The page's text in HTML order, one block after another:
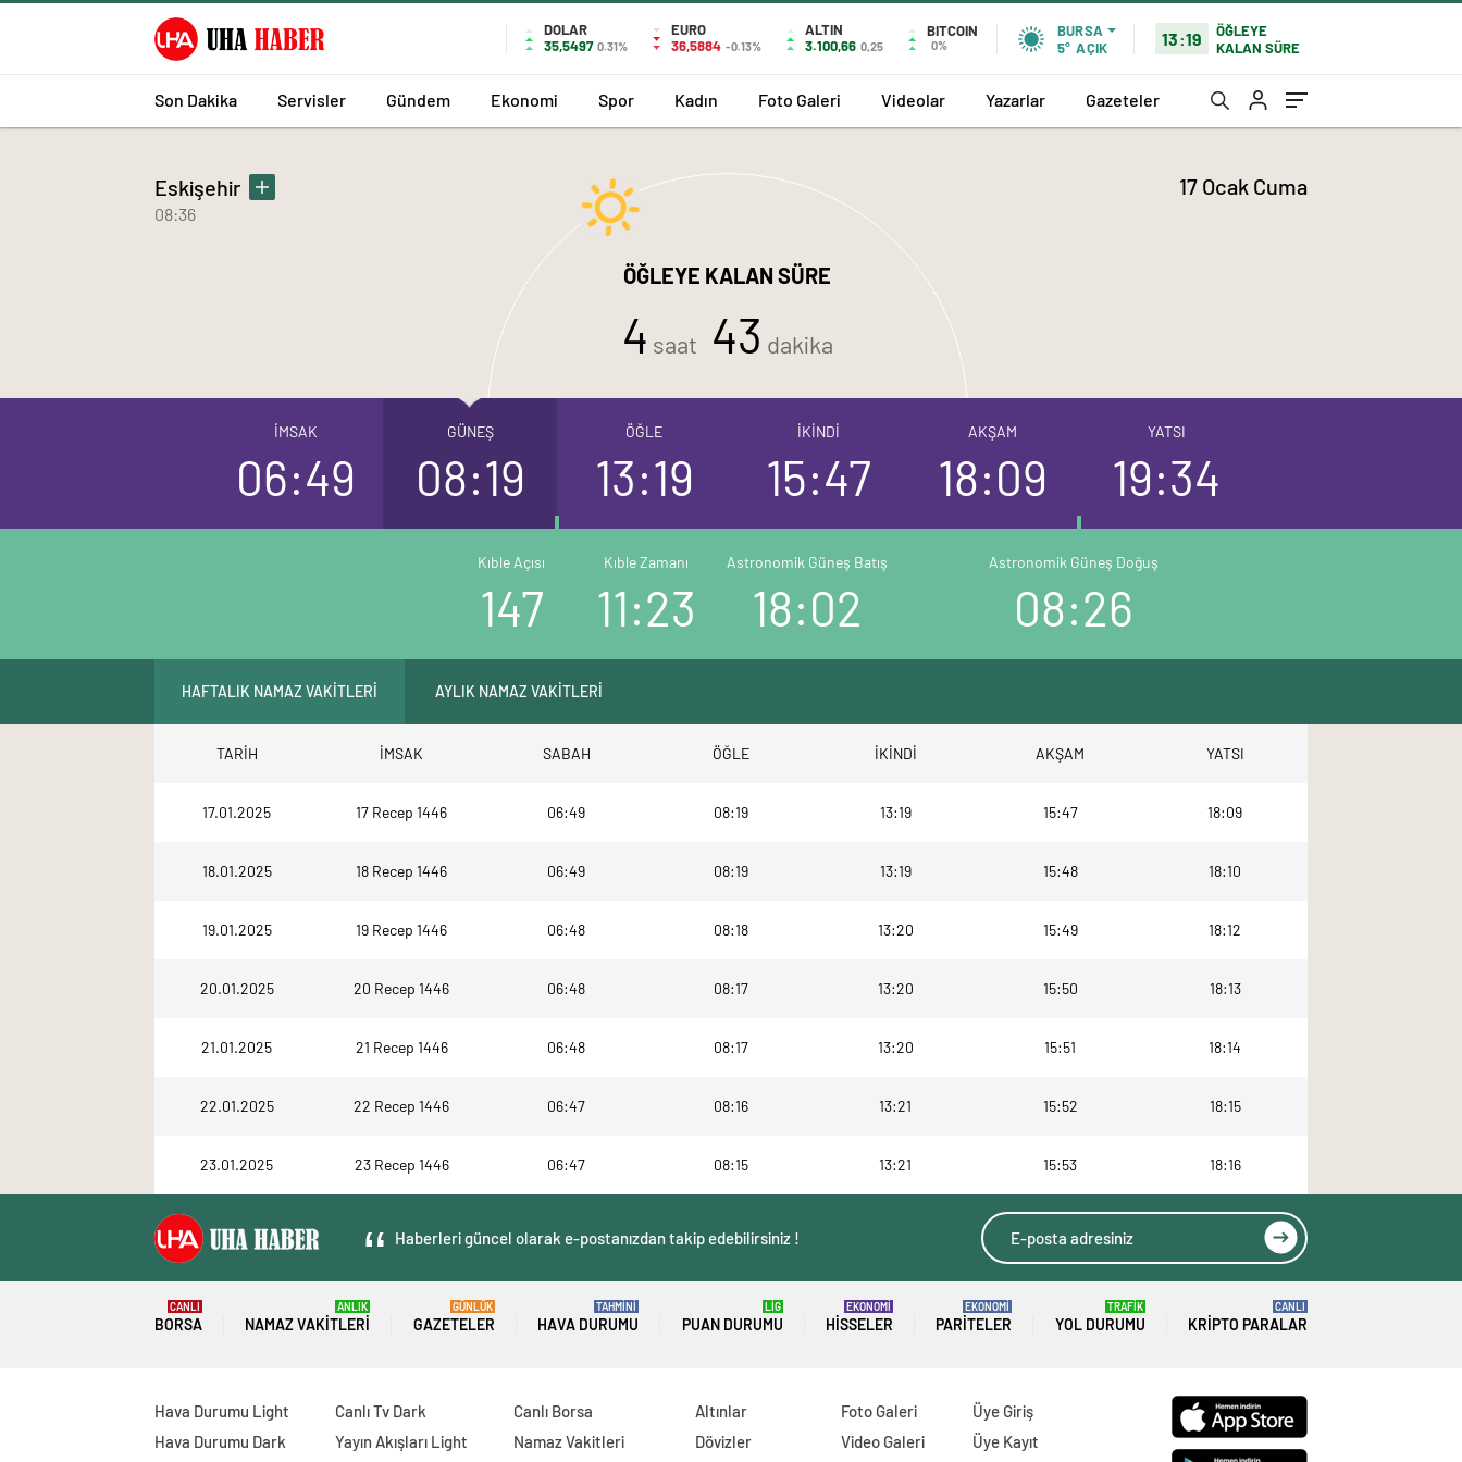
DOLAR
35,5497 0.31%
EURO
36,5884 -0.13%
ALTIN
3.100,66 0,25
BITCOIN
0%
BURSA
5° AÇIK 13:19
ÖĞLEYE
KALAN SÜRE
Son Dakika Servisler Gündem Ekonomi Spor Kadın Foto Galeri Videolar Yazarlar Gazeteler
Eskişehir
08:36
ÖĞLEYE KALAN SÜRE
4saat 43dakika
17 Ocak Cuma
İMSAK
06:49
GÜNEŞ
08:19
ÖĞLE
13:19
İKİNDİ
15:47
AKŞAM
18:09
YATSI
19:34
Kıble Açısı
147
Kıble Zamanı
11:23
Astronomik Güneş Doğuş
08:26
Astronomik Güneş Batış
18:02
HAFTALIK NAMAZ VAKİTLERİ AYLIK NAMAZ VAKİTLERİ
TARİH İMSAK SABAH ÖĞLE İKİNDİ AKŞAM YATSI
17.01.2025 17 Recep 1446 06:49 08:19 13:19 15:47 18:09
18.01.2025 18 Recep 1446 06:49 08:19 13:19 15:48 18:10
19.01.2025 19 Recep 1446 06:48 08:18 13:20 15:49 18:12
20.01.2025 20 Recep 1446 06:48 08:17 13:20 15:50 18:13
21.01.2025 21 Recep 1446 06:48 08:17 13:20 15:51 18:14
22.01.2025 22 Recep 1446 06:47 08:16 13:21 15:52 18:15
23.01.2025 23 Recep 1446 06:47 08:15 13:21 15:53 18:16
Haberleri güncel olarak e-postanızdan takip edebilirsiniz !
BORSA
CANLI
NAMAZ VAKITLERI
ANLIK
GAZETELER
GÜNLÜK
HAVA DURUMU
TAHMİNİ
PUAN DURUMU
LİG
HISSELER
EKONOMİ
PARITELER
EKONOMİ
YOL DURUMU
TRAFİK
KRIPTO PARALAR
CANLI
Hava Durumu Light
Hava Durumu Dark
Canlı Tv Dark
Yayın Akışları Light
Canlı Borsa
Namaz Vakitleri
Altınlar
Dövizler
Foto Galeri
Video Galeri
Üye Giriş
Üye Kayıt